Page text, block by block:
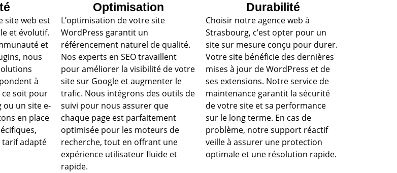
site web est
et évolutif.
et
nous
à
ce soit pour
ou un site e-
en place
adapté
Optimisation
L’optimisation de votre site
WordPress garantit un
référencement naturel de qualité.
Nos experts en SEO travaillent
pour améliorer la visibilité de votre
site sur Google et augmenter le
trafic. Nous intégrons des outils de
suivi pour nous assurer que
chaque page est parfaitement
optimisée pour les moteurs de
recherche, tout en offrant une
expérience utilisateur fluide et
rapide.
Durabilité
Choisir notre agence web à
Strasbourg, c’est opter pour un
site sur mesure conçu pour durer.
Votre site bénéficie des dernières
mises à jour de WordPress et de
ses extensions. Notre service de
maintenance garantit la sécurité
de votre site et sa performance
sur le long terme. En cas de
problème, notre support réactif
veille à assurer une protection
optimale et une résolution rapide.